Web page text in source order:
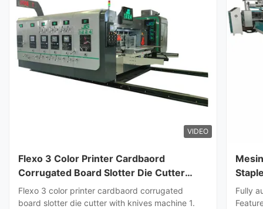
VIDEO
Flexo 3 Color Printer Cardbaord
Corrugated Board Slotter Die Cutter
Dengan Mesin Pisau
Flexo 3 color printer cardbaord corrugated
board slotter die cutter with knives machine 1.
Fully